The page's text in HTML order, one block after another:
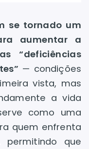
se tornado um
aumentar a
“deficiências
— condições
vista, mas
a vida
como uma
quem enfrenta
permitindo que